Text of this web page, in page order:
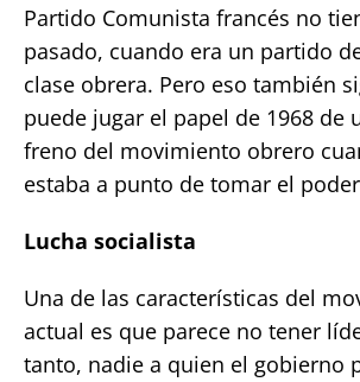
Partido Comunista francés no
pasado, cuando era un partido
clase obrera. Pero eso también
puede jugar el papel de 1968 de
freno del movimiento obrero
estaba a punto de tomar el
Lucha socialista
Una de las características del
actual es que parece no tener
tanto, nadie a quien el gobierno